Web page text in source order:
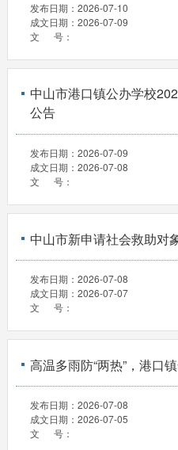
发布日期： 2026-07-10
成文日期： 2026-07-09
文 号：
中山市港口镇公办学校
公告
发布日期： 2026-07-09
成文日期： 2026-07-08
文 号：
中山市新申请社会救助对
发布日期： 2026-07-08
成文日期： 2026-07-07
文 号：
高温多雨防“两热”，港口
发布日期： 2026-07-08
成文日期： 2026-07-05
文 号：